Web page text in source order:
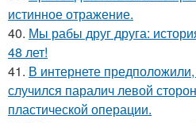
истинное отражение.
40. Мы рабы друг друга:
48 лет!
41. В интернете
случился паралич левой
пластической операции.